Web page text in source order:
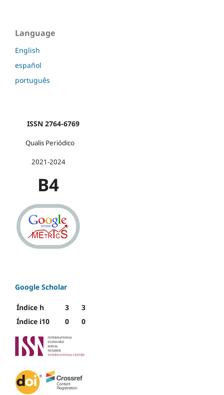
Language
English
español
português
ISSN 2764-6769
Qualis Periódico
2021-2024
B4
Google Scholar
Índice h 3
3
Índice i10
0 0